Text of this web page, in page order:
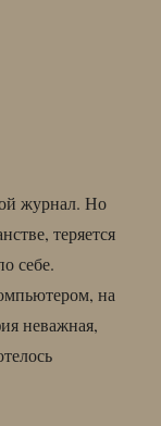
журнал. Но
теряется
себе.
на
неважная,